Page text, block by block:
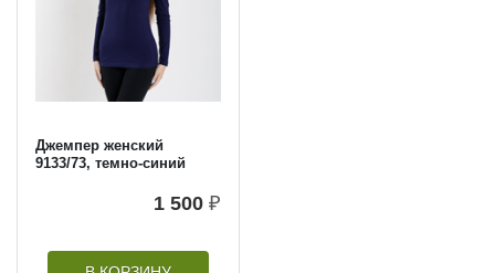
Джемпер женский
9133/73, темно-синий
1 500 ₽